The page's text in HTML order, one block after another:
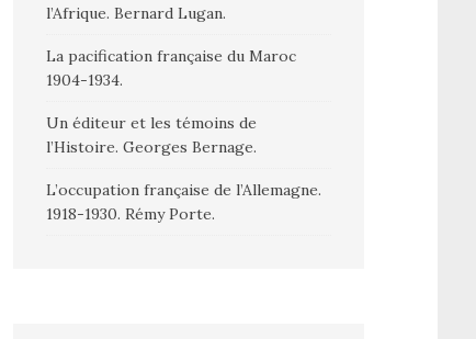
l’Afrique. Bernard Lugan.
La pacification française du Maroc
1904-1934.
Un éditeur et les témoins de
l’Histoire. Georges Bernage.
L’occupation française de l’Allemagne.
1918-1930. Rémy Porte.